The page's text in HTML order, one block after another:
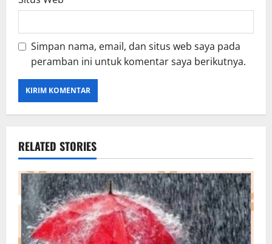
Simpan nama, email, dan situs web saya pada
peramban ini untuk komentar saya berikutnya.
RELATED STORIES